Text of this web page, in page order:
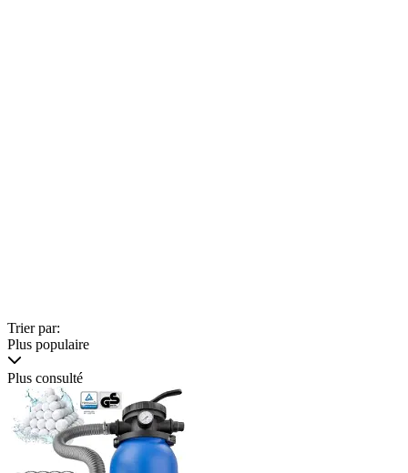
Trier par:
Plus populaire
Plus consulté